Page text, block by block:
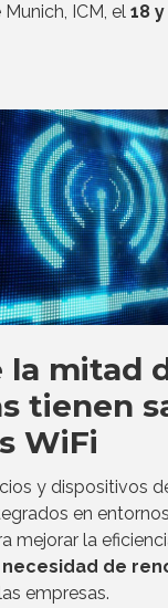
ICM, el 18
la mitad
tienen
WiFi
y dispositivos
en
mejorar la
necesidad de
empresas.